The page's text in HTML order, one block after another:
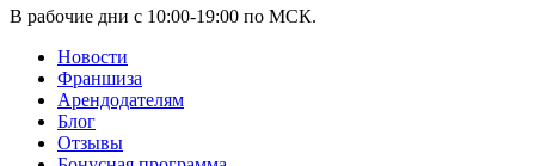
В рабочие дни с 10:00-19:00 по МСК.
Новости
Франшиза
Арендодателям
Блог
Отзывы